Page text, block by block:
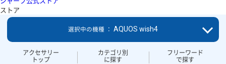
ストア
アクセサリー
トップ
カテゴリ別
に探す
フリーワード
で探す
選択中の機種 ： AQUOS wish4